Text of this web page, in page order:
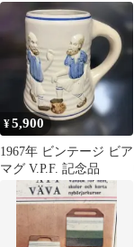
トミニカー P-6
¥5,900
1967年 ビンテージ ビア
マグ V.P.F. 記念品